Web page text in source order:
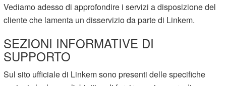
Vediamo adesso di approfondire i servizi a disposizione del
cliente che lamenta un disservizio da parte di Linkem.
SEZIONI INFORMATIVE DI
SUPPORTO
Sul sito ufficiale di Linkem sono presenti delle specifiche